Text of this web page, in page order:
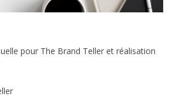
pour The Brand Teller et réalisation